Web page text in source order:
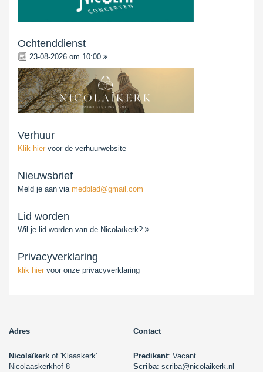
Ochtenddienst
23-08-2026 om 10:00
Verhuur
Klik hier voor de verhuurwebsite
Nieuwsbrief
Meld je aan via medblad@gmail.com
Lid worden
Wil je lid worden van de Nicolaïkerk?
Privacyverklaring
klik hier voor onze privacyverklaring
Adres Contact
Nicolaïkerk of 'Klaaskerk'
Nicolaaskerkhof 8
Predikant: Vacant
Scriba: scriba@nicolaikerk.nl